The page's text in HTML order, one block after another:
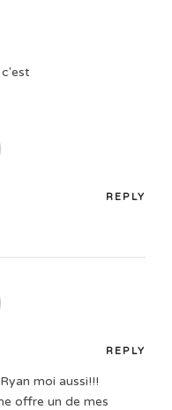
c'est
REPLY
REPLY
moi aussi!!!
offre un de mes